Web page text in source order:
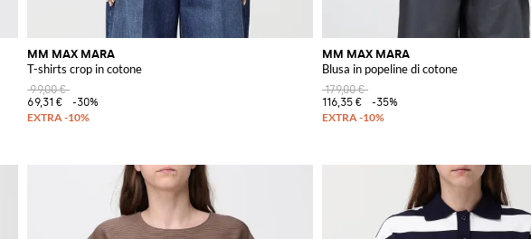
MM MAX MARA
T-shirts crop in cotone
99,00 €
69,31 €
-30%
MM MAX MARA
Blusa in popeline di cotone
179,00 €
116,35 €
-35%